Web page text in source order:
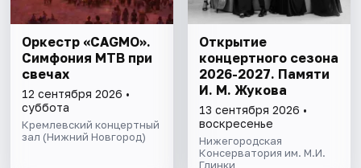
Оркестр «CAGMO».
Симфония МТВ при
свечах
12 сентября 2026 •
суббота
Кремлевский концертный
зал (Нижний Новгород)
Открытие
концертного сезона
2026-2027. Памяти
И. М. Жукова
13 сентября 2026 •
воскресенье
Нижегородская
Консерватория им. М.И.
Глинки